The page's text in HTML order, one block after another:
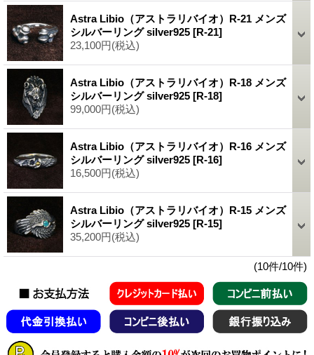
Astra Libio（アストラリバイオ）R-21 メンズ
シルバーリング silver925 [R-21]
23,100円(税込)
Astra Libio（アストラリバイオ）R-18 メンズ
シルバーリング silver925 [R-18]
99,000円(税込)
Astra Libio（アストラリバイオ）R-16 メンズ
シルバーリング silver925 [R-16]
16,500円(税込)
Astra Libio（アストラリバイオ）R-15 メンズ
シルバーリング silver925 [R-15]
35,200円(税込)
(10件/10件)